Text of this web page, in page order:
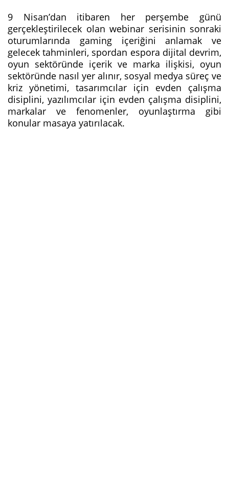
9 Nisan’dan itibaren her perşembe günü
gerçekleştirilecek olan webinar serisinin sonraki
oturumlarında gaming içeriğini anlamak ve
gelecek tahminleri, spordan espora dijital devrim,
oyun sektöründe içerik ve marka ilişkisi, oyun
sektöründe nasıl yer alınır, sosyal medya süreç ve
kriz yönetimi, tasarımcılar için evden çalışma
disiplini, yazılımcılar için evden çalışma disiplini,
markalar ve fenomenler, oyunlaştırma gibi
konular masaya yatırılacak.